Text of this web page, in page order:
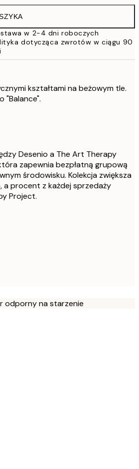
152 zł
w 2-4 dni roboczych
dotycząca zwrotów w ciągu 90
kształtami na beżowym tle.
"Balance".
Desenio a The Art Therapy
zapewnia bezpłatną grupową
środowisku. Kolekcja zwiększa
procent z każdej sprzedaży
Project.
odporny na starzenie